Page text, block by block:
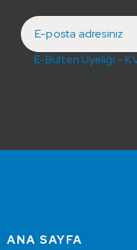
E-Bülten Üyeliği –
ANA SAYFA